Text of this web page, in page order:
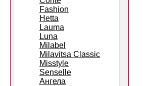
Fashion
Hetta
Lauma
Luna
Milabel
Milavitsa Classic
Misstyle
Senselle
Ангела